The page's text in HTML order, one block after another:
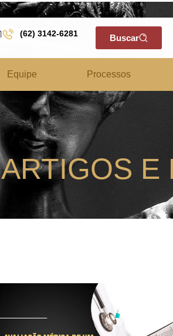
(62) 3142-6281 Buscar
Equipe Processos
ARTIGOS E